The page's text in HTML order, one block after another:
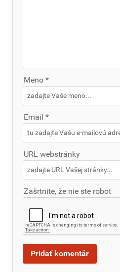
Meno *
Email *
URL webstránky
Zašrtnite, že nie ste robot